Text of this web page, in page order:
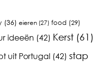
(36) eieren (27) food (29)
ideeën (42) Kerst(61)
uit Portugal(42) stap